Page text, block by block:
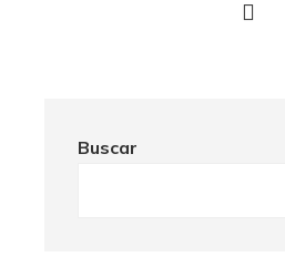
Buscar